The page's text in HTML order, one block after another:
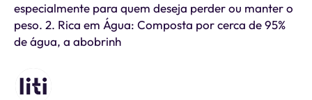
especialmente para quem deseja perder ou manter o
peso. 2. Rica em Água: Composta por cerca de 95%
de água, a abobrinh